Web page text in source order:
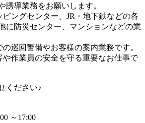
誘導業務をお願いします。
ングセンター、JR・地下鉄などの各
に防災センター、マンションなどの業
巡回警備やお客様の案内業務です。
作業員の安全を守る重要なお仕事で
ください♪
～17:00